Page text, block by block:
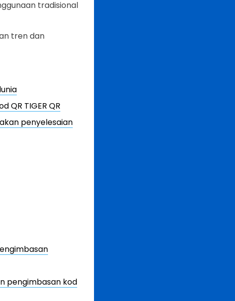
tradisional
tren dan
QR TIGER QR
penyelesaian
pengimbasan kod